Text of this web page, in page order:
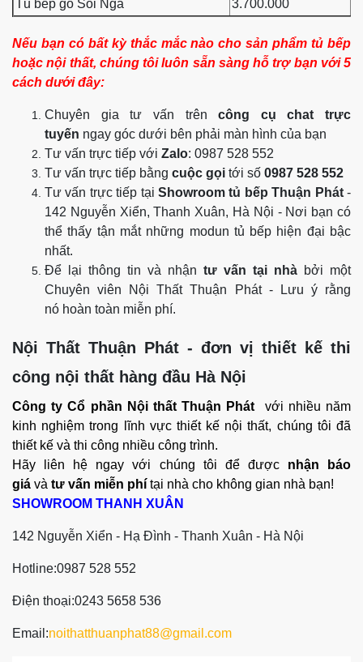
Tủ bếp gỗ Sồi Nga
3.700.000
Nếu bạn có bất kỳ thắc mắc nào cho sản phẩm tủ bếp
hoặc nội thất, chúng tôi luôn sẵn sàng hỗ trợ bạn với 5
cách dưới đây:
Chuyên gia tư vấn trêncông cụ chat trực
tuyến ngay góc dưới bên phải màn hình của bạn
Tư vấn trực tiếp với Zalo: 0987 528 552
Tư vấn trực tiếp bằng cuộc gọi tới số 0987 528 552
Tư vấn trực tiếp tại Showroom tủ bếp Thuận Phát-
142 Nguyễn Xiển, Thanh Xuân, Hà Nội - Nơi bạn có
thể thấy tận mắt những modun tủ bếp hiện đại bậc
nhất.
Để lại thông tin và nhận tư vấn tại nhà bởi một
Chuyên viên Nội Thất Thuận Phát - Lưu ý rằng
nó hoàn toàn miễn phí.
Nội Thất Thuận Phát - đơn vị thiết kế thi
công nội thất hàng đầu Hà Nội
Công ty Cổ phần Nội thất Thuận Phát với nhiều năm
kinh nghiệm trong lĩnh vực thiết kế nội thất, chúng tôi đã
thiết kế và thi công nhiều công trình.
Hãy liên hệ ngay với chúng tôi để được nhận báo
giá và tư vấn miễn phí tại nhà cho không gian nhà bạn!
SHOWROOM THANH XUÂN
142 Nguyễn Xiển - Hạ Đình - Thanh Xuân - Hà Nội
Hotline:0987 528 552
Điện thoại:0243 5658 536
Email:noithatthuanphat88@gmail.com